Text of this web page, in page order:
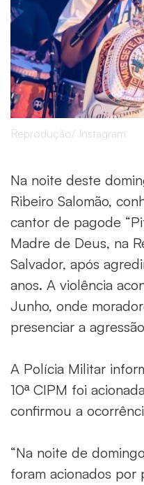
Reprodução/ Instagram
Na noite deste
Ribeiro Salomão,
cantor de pagode
Madre de Deus, na
Salvador, após
anos. A violência
Junho, onde
presenciar a
A Polícia Militar
10ª CIPM foi
confirmou a
“Na noite de
foram acionados por